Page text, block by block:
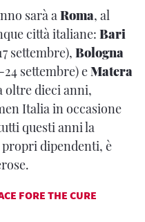
sarà aRoma, al
città italiane: Bari
settembre), Bologna
24 settembre) eMatera
oltre dieci anni,
Italia in occasione
questi anni la
propri dipendenti, è
FORE THE CURE